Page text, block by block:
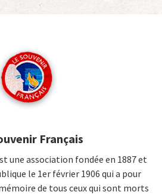
Français
une association fondée en 1887 et
le 1er février 1906 qui a pour
de tous ceux qui sont morts